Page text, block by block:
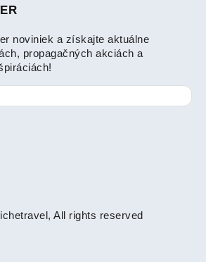
noviniek a získajte aktuálne
propagačných akciách a
All rights reserved